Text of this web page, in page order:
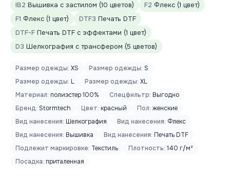
IB2 Вышивка с застилом (10 цветов) F2 Флекс (1 цвет)
F1 Флекс (1 цвет) DTF3 Печать DTF
DTF-F Печать DTF с эффектами (1 цвет)
D3 Шелкография с трансфером (5 цветов)
Размер одежды: XS Размер одежды: S
Размер одежды: L Размер одежды: XL
Материал: полиэстер 100% Спецфильтр: Выгодно
Бренд: Stormtech Цвет: красный Пол: женские
Вид нанесения: Шелкография Вид нанесения: Флекс
Вид нанесения: Вышивка Вид нанесения: Печать DTF
Подлежит маркировке: Текстиль Плотность: 140 г/м²
Посадка: приталенная